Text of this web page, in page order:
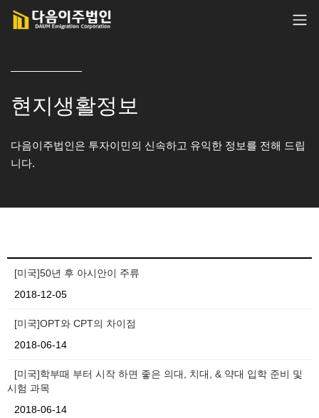
현지생활정보
다음이주법인은 투자이민의 신속하고 유익한 정보를 전해 드립
니다.
[미국]50년 후 아시안이 주류
2018-12-05
[미국]OPT와 CPT의 차이점
2018-06-14
[미국]학부때 부터 시작 하면 좋은 의대, 치대, & 약대 입학 준비 및
시험 과목
2018-06-14